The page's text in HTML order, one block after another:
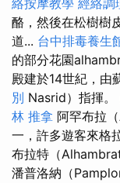
絡按摩教學 經絡調
酪，然後在松樹樹
道... 台中排毒養生
的部分花園
殿建於14世紀，由
別 Nasrid）指揮。
林 推拿 阿罕布拉
一，許多遊客來格
布拉特（
潘普洛納（